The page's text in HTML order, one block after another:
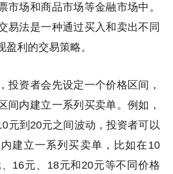
市场和商品市场等金融市场中。
易法是一种通过买入和卖出不同
利的交易策略。
投资者会先设定一个价格区间，
间内建立一系列买卖单。例如，
元到20元之间波动，投资者可以
建立一系列买卖单，比如在10
16元、18元和20元等不同价格